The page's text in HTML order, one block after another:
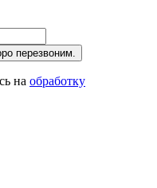
перезвоним.
на обработку